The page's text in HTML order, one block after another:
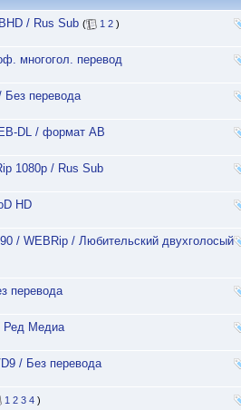
/ Rus Sub ( 1 2 )
многогол. перевод
Без перевода
DL / формат АВ
1080p / Rus Sub
HD
/ WEBRip / Любительский двухголосый
перевода
Ред Медиа
/ Без перевода
1 2 3 4 )